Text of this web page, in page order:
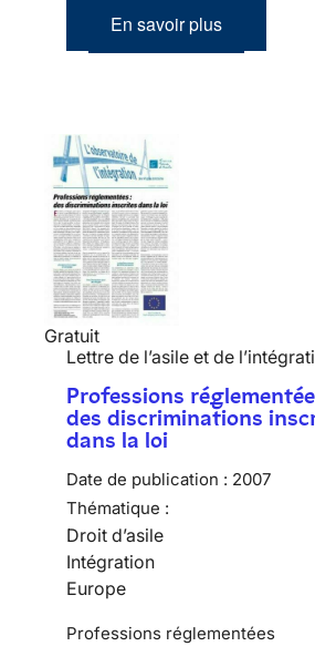
En savoir plus
Gratuit
Lettre de l’asile et de
Professions
des discriminations
dans la loi
Date de publication : 2007
Thématique :
Droit d’asile
Intégration
Europe
Professions réglementées